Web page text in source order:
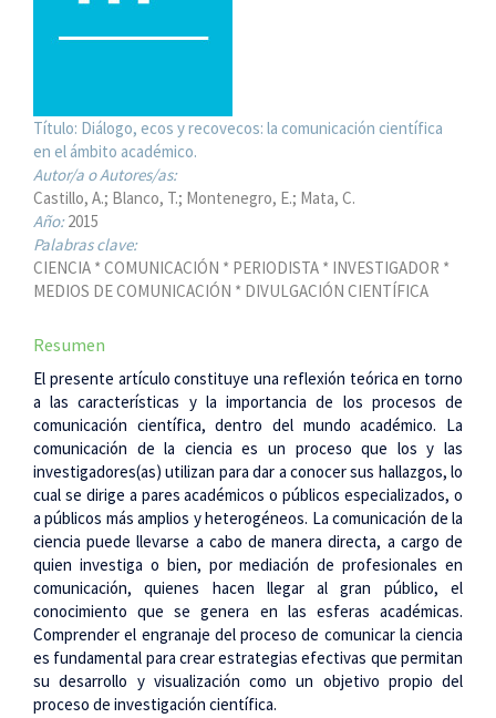
Título: Diálogo, ecos y recovecos: la comunicación científica
en el ámbito académico.
Autor/a o Autores/as:
Castillo, A.; Blanco, T.; Montenegro, E.; Mata, C.
Año:2015
Palabras clave:
CIENCIA * COMUNICACIÓN * PERIODISTA * INVESTIGADOR *
MEDIOS DE COMUNICACIÓN * DIVULGACIÓN CIENTÍFICA
Resumen
El presente artículo constituye una reflexión teórica en torno
a las características y la importancia de los procesos de
comunicación científica, dentro del mundo académico. La
comunicación de la ciencia es un proceso que los y las
investigadores(as) utilizan para dar a conocer sus hallazgos, lo
cual se dirige a pares académicos o públicos especializados, o
a públicos más amplios y heterogéneos. La comunicación de la
ciencia puede llevarse a cabo de manera directa, a cargo de
quien investiga o bien, por mediación de profesionales en
comunicación, quienes hacen llegar al gran público, el
conocimiento que se genera en las esferas académicas.
Comprender el engranaje del proceso de comunicar la ciencia
es fundamental para crear estrategias efectivas que permitan
su desarrollo y visualización como un objetivo propio del
proceso de investigación científica.